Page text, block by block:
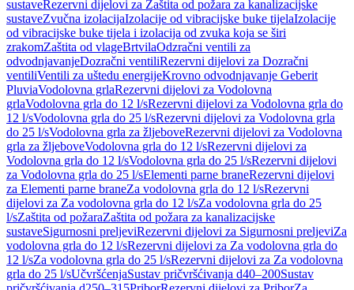
sustaveRezervni dijelovi za Zaštita od požara za kanalizacijske
sustaveZvučna izolacijaIzolacije od vibracijske buke tijelaIzolacije
od vibracijske buke tijela i izolacija od zvuka koja se širi
zrakomZaštita od vlageBrtvilaOdzračni ventili za
odvodnjavanjeDozračni ventiliRezervni dijelovi za Dozračni
ventiliVentili za uštedu energijeKrovno odvodnjavanje Geberit
PluviaVodolovna grlaRezervni dijelovi za Vodolovna
grlaVodolovna grla do 12 l/sRezervni dijelovi za Vodolovna grla do
12 l/sVodolovna grla do 25 l/sRezervni dijelovi za Vodolovna grla
do 25 l/sVodolovna grla za žljeboveRezervni dijelovi za Vodolovna
grla za žljeboveVodolovna grla do 12 l/sRezervni dijelovi za
Vodolovna grla do 12 l/sVodolovna grla do 25 l/sRezervni dijelovi
za Vodolovna grla do 25 l/sElementi parne braneRezervni dijelovi
za Elementi parne braneZa vodolovna grla do 12 l/sRezervni
dijelovi za Za vodolovna grla do 12 l/sZa vodolovna grla do 25
l/sZaštita od požaraZaštita od požara za kanalizacijske
sustaveSigurnosni preljeviRezervni dijelovi za Sigurnosni preljeviZa
vodolovna grla do 12 l/sRezervni dijelovi za Za vodolovna grla do
12 l/sZa vodolovna grla do 25 l/sRezervni dijelovi za Za vodolovna
grla do 25 l/sUčvršćenjaSustav pričvršćivanja d40–200Sustav